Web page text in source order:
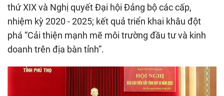
thứ XIX và Nghị quyết Đại hội Đảng bộ các cấp,
nhiệm kỳ 2020 - 2025; kết quả triển khai khâu đột
phá “Cải thiện mạnh mẽ môi trường đầu tư và kinh
doanh trên địa bàn tỉnh”.